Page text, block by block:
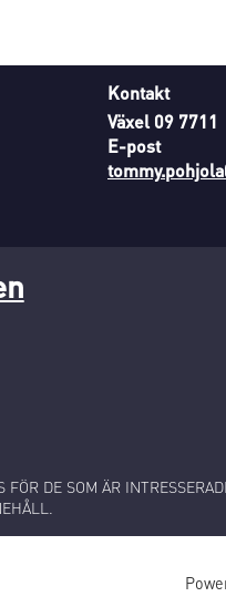
Kontakt
Växel 09 7711
E-post
FÖR DE SOM ÄR